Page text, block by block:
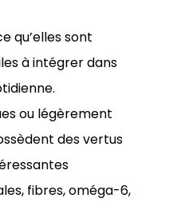
qu’elles sont
à intégrer dans
ou légèrement
des vertus
fibres, oméga-6,